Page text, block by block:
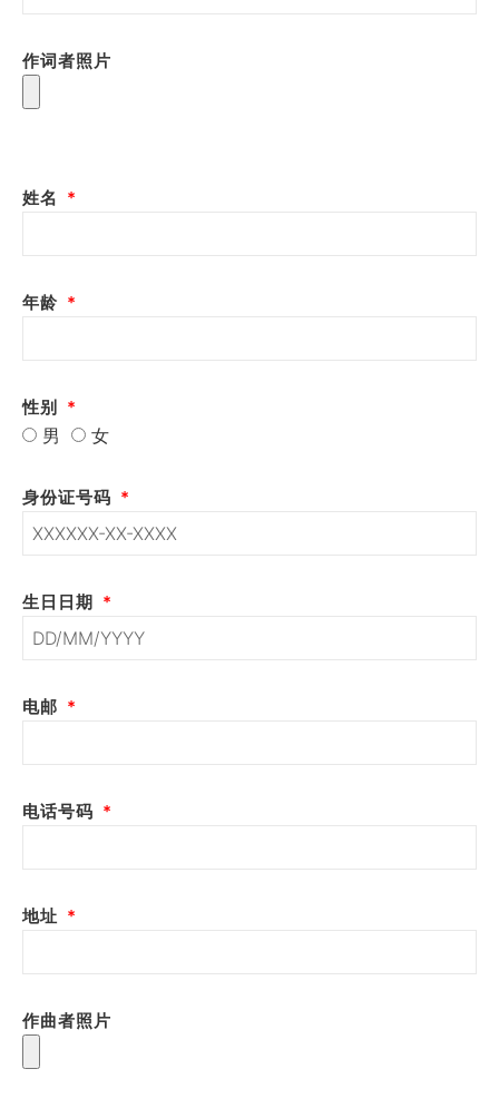
作词者照片
姓名
年龄
性别
男 女
身份证号码
生日日期
电邮
电话号码
地址
作曲者照片